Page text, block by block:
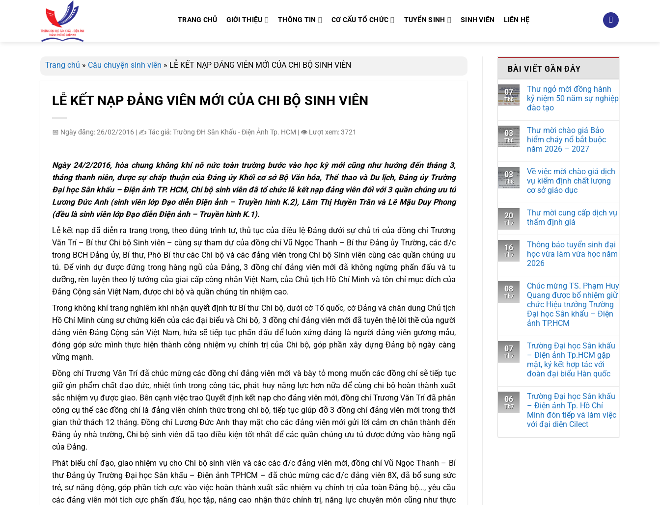
TRANG CHỦ GIỚI THIỆU THÔNG TIN CƠ CẤU TỔ CHỨC TUYỂN SINH SINH VIÊN LIÊN HỆ
Trang chủ » Câu chuyện sinh viên » LỄ KẾT NẠP ĐẢNG VIÊN MỚI CỦA CHI BỘ SINH VIÊN
LỄ KẾT NẠP ĐẢNG VIÊN MỚI CỦA CHI BỘ SINH VIÊN
📅 Ngày đăng: 26/02/2016 | ✍️ Tác giả: Trường ĐH Sân Khấu - Điện Ảnh Tp. HCM | 👁️ Lượt xem: 3721
Ngày 24/2/2016, hòa chung không khí nô nức toàn trường bước vào học kỳ mới cũng như hướng đến tháng 3,
tháng thanh niên, được sựchấp thuậncủa Đảng ủy Khối cơ sở Bộ Văn hóa, Thể thao và Du lịch, Đảng ủy Trường
Đại họcSân khấu – Điện ảnh TP. HCM, Chi bộ sinh viênđã tổ chức lễ kết nạp đảng viên đối với3 quần chúng ưu tú
Lương Đức Anh (sinh viên lớp Đạo diễn Điện ảnh – Truyền hình K.2), Lâm Thị Huyền Trân và Lê Mậu Duy Phong
(đều là sinh viên lớp Đạo diễn Điện ảnh – Truyền hình K.1).
Lễ kết nạp đã diễn ra trang trọng, theo đúng trình tự, thủ tục của điều lệ Đảng dưới sự chủ trì của đồng chí Trương
Văn Trí – Bí thư Chi bộ Sinh viên – cùng sự tham dự của đồng chí Vũ Ngọc Thanh – Bí thư Đảng ủy Trường, các đ/c
trong BCH Đảng ủy, Bí thư, Phó Bí thư các Chi bộ và các đảng viên trong Chi bộ Sinh viên cùng các quần chúng ưu
tú. Để vinh dự được đứng trong hàng ngũ của Đảng, 3 đồng chí đảng viên mới đã không ngừng phấn đấu và tu
dưỡng, rèn luyện theo lý tưởng của giai cấp công nhân Việt Nam, của Chủ tịch Hồ Chí Minh và tôn chỉ mục đích của
Đảng Cộng sản Việt Nam, được chi bộ và quần chúng tín nhiệm cao.
Trong không khí trang nghiêm khi nhận quyết định từ Bí thư Chi bộ, dưới cờ Tổ quốc, cờ Đảng và chân dung Chủ tịch
Hồ Chí Minh cùng sự chứng kiến của các đại biểu và Chi bộ, 3 đồng chí đảng viên mới đã tuyên thệ lời thề của người
đảng viên Đảng Cộng sản Việt Nam, hứa sẽ tiếp tục phấn đấu để luôn xứng đáng là người đảng viên gương mẫu,
đóng góp sức mình thực hiện thành công nhiệm vụ chính trị của Chi bộ, góp phần xây dựng Đảng bộ ngày càng
vững mạnh.
Đồng chí Trương Văn Trí đã chúc mừng các đồng chí đảng viên mới và bày tỏ mong muốn các đồng chí sẽ tiếp tục
giữ gìn phẩm chất đạo đức, nhiệt tình trong công tác, phát huy năng lực hơn nữa để cùng chi bộ hoàn thành xuất
sắc nhiệm vụ được giao. Bên cạnh việc trao Quyết định kết nạp cho đảng viên mới, đồng chí Trương Văn Trí đã phân
công cụ thể các đồng chí là đảng viên chính thức trong chi bộ, tiếp tục giúp đỡ 3 đồng chí đảng viên mới trong thời
gian thử thách 12 tháng. Đồng chí Lương Đức Anh thay mặt cho các đảng viên mới gửi lời cảm ơn chân thành đến
Đảng ủy nhà trường, Chi bộ sinh viên đã tạo điều kiện tốt nhất để các quần chúng ưu tú được đứng vào hàng ngũ
của Đảng.
Phát biểu chỉ đạo, giao nhiệm vụ cho Chi bộ sinh viên và các các đ/c đảng viên mới, đồng chí Vũ Ngọc Thanh – Bí
thư Đảng ủy Trường Đại học Sân khấu – Điện ảnh TPHCM – đã chúc mừng các đ/c đảng viên 8X, đã bổ sung sức
trẻ, sự năng động, góp phần tích cực vào việc hoàn thành xuất sắc nhiệm vụ chính trị của toàn Đảng bộ…, yêu cầu
các đảng viên mới tích cực phấn đấu, học tập, nâng cao nhận thức chính trị, năng lực chuyên môn cũng như thực
BÀI VIẾT GẦN ĐÂY
07
Th8
Thư ngỏ mời đồng hành
kỷ niệm 50 năm sự nghiệp
đào tạo
03
Th8
Thư mời chào giá Bảo
hiểm cháy nổ bắt buộc
năm 2026 – 2027
03
Th8
Về việc mời chào giá dịch
vụ kiểm định chất lượng
cơ sở giáo dục
20
Th7
Thư mời cung cấp dịch vụ
thẩm định giá
16
Th7
Thông báo tuyển sinh đại
học vừa làm vừa học năm
2026
08
Th7
Chúc mừng TS. Phạm Huy
Quang được bổ nhiệm giữ
chức Hiệu trưởng Trường
Đại học Sân khấu – Điện
ảnh TP.HCM
07
Th7
Trường Đại học Sân khấu
– Điện ảnh Tp.HCM gặp
mặt, ký kết hợp tác với
đoàn đại biểu Hàn quốc
06
Th7
Trường Đại học Sân khấu
– Điện ảnh Tp. Hồ Chí
Minh đón tiếp và làm việc
với đại diện Cilect